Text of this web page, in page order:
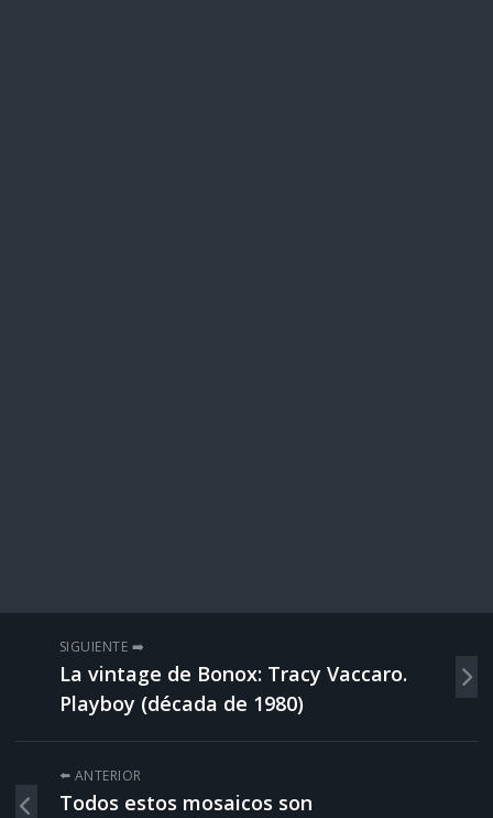
SIGUIENTE ➡️
La vintage de Bonox: Tracy Vaccaro.
Playboy (década de 1980)
⬅️ ANTERIOR
Todos estos mosaicos son